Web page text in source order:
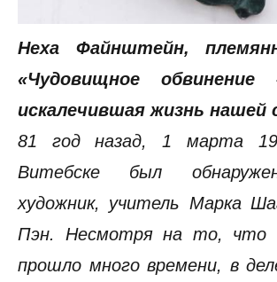
Неха Файнштейн,
«Чудовищное
искалечившая жизнь нашей
81 год назад, 1 марта
Витебске был
художник, учитель Марка
Пэн. Несмотря на то, что
прошло много времени, в